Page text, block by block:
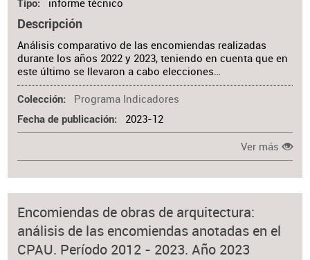
Tipo informe técnico
Descripción
Análisis comparativo de las encomiendas realizadas
durante los años 2022 y 2023, teniendo en cuenta que en
este último se llevaron a cabo elecciones…
Colección Programa Indicadores
Fecha de publicación 2023-12
Ver más
Encomiendas de obras de arquitectura:
análisis de las encomiendas anotadas en el
CPAU. Período 2012 - 2023. Año 2023